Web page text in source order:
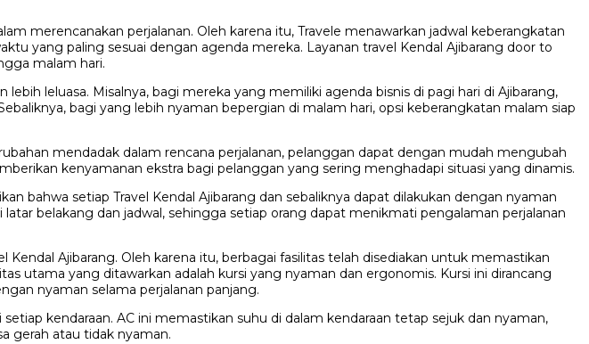
merencanakan perjalanan. Oleh karena itu, Travele menawarkan jadwal keberangkatan
yang paling sesuai dengan agenda mereka. Layanan travel Kendal Ajibarang door to
malam hari.
leluasa. Misalnya, bagi mereka yang memiliki agenda bisnis di pagi hari di Ajibarang,
bagi yang lebih nyaman bepergian di malam hari, opsi keberangkatan malam siap
mendadak dalam rencana perjalanan, pelanggan dapat dengan mudah mengubah
kenyamanan ekstra bagi pelanggan yang sering menghadapi situasi yang dinamis.
bahwa setiap Travel Kendal Ajibarang dan sebaliknya dapat dilakukan dengan nyaman
belakang dan jadwal, sehingga setiap orang dapat menikmati pengalaman perjalanan
Ajibarang. Oleh karena itu, berbagai fasilitas telah disediakan untuk memastikan
utama yang ditawarkan adalah kursi yang nyaman dan ergonomis. Kursi ini dirancang
nyaman selama perjalanan panjang.
kendaraan. AC ini memastikan suhu di dalam kendaraan tetap sejuk dan nyaman,
gerah atau tidak nyaman.